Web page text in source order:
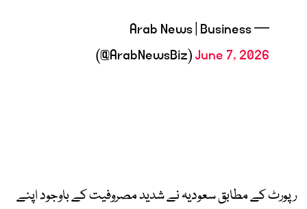
— Arab News | Business
(@ArabNewsBiz)June 7, 2026
رپورٹ کے مطابق سعودیہ نے شدید مصروفیت کے باوجود اپنے